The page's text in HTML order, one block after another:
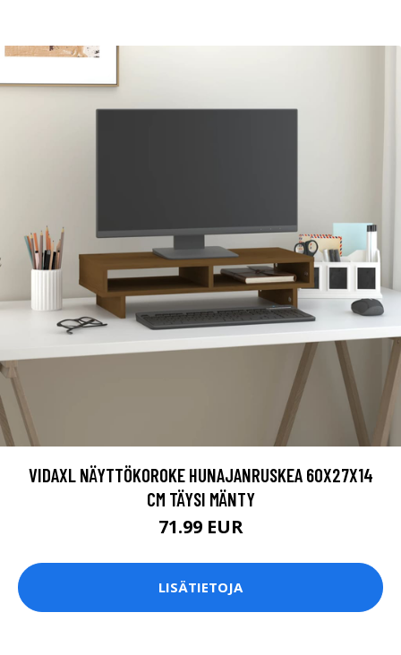
VIDAXL NÄYTTÖKOROKE HUNAJANRUSKEA 60X27X14
CM TÄYSI MÄNTY
71.99 EUR
LISÄTIETOJA